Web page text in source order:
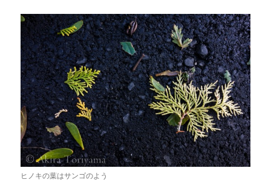
ヒノキの葉はサンゴのよう